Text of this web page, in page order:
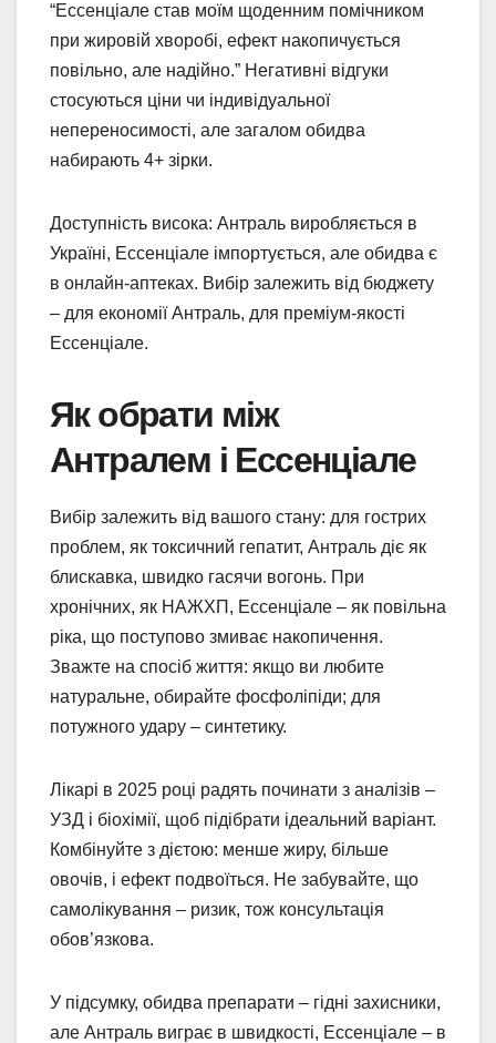
“Ессенціале став моїм щоденним помічником
при жировій хворобі, ефект накопичується
повільно, але надійно.” Негативні відгуки
стосуються ціни чи індивідуальної
непереносимості, але загалом обидва
набирають 4+ зірки.
Доступність висока: Антраль виробляється в
Україні, Ессенціале імпортується, але обидва є
в онлайн-аптеках. Вибір залежить від бюджету
– для економії Антраль, для преміум-якості
Ессенціале.
Як обрати між
Антралем і Ессенціале
Вибір залежить від вашого стану: для гострих
проблем, як токсичний гепатит, Антраль діє як
блискавка, швидко гасячи вогонь. При
хронічних, як НАЖХП, Ессенціале – як повільна
ріка, що поступово змиває накопичення.
Зважте на спосіб життя: якщо ви любите
натуральне, обирайте фосфоліпіди; для
потужного удару – синтетику.
Лікарі в 2025 році радять починати з аналізів –
УЗД і біохімії, щоб підібрати ідеальний варіант.
Комбінуйте з дієтою: менше жиру, більше
овочів, і ефект подвоїться. Не забувайте, що
самолікування – ризик, тож консультація
обов’язкова.
У підсумку, обидва препарати – гідні захисники,
але Антраль виграє в швидкості, Ессенціале – в